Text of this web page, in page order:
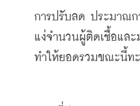
การปรับลด ประมาณก
แง่จำนวนผู้ติดเชื้อแล
ทำให้ยอดรวมขณะนี้ท